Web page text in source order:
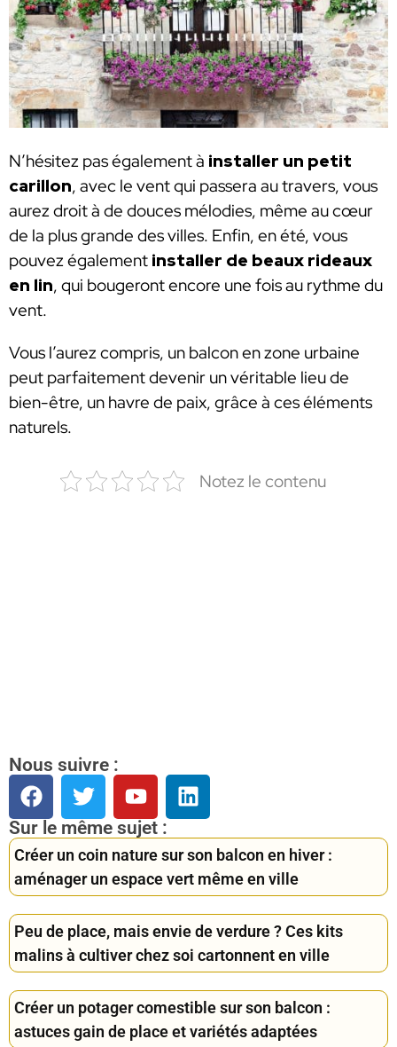
N’hésitez pas également à installer un petit
carillon, avec le vent qui passera au travers, vous
aurez droit à de douces mélodies, même au cœur
de la plus grande des villes. Enfin, en été, vous
pouvez également installer de beaux rideaux
en lin, qui bougeront encore une fois au rythme du
vent.
Vous l’aurez compris, un balcon en zone urbaine
peut parfaitement devenir un véritable lieu de
bien-être, un havre de paix, grâce à ces éléments
naturels.
Notez le contenu
Nous suivre :
Sur le même sujet :
Créer un coin nature sur son balcon en hiver :
aménager un espace vert même en ville
Peu de place, mais envie de verdure ? Ces kits
malins à cultiver chez soi cartonnent en ville
Créer un potager comestible sur son balcon :
astuces gain de place et variétés adaptées